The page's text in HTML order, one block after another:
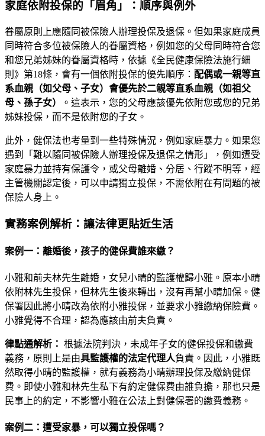
家庭依附投保的「眉角」：順序與例外
眷屬原則上應隨同被保險人辦理投保及退保。但如果家庭成員
同時符合多位被保險人的眷屬資格，例如您的父母同時符合您
和您兄弟姊妹的眷屬資格時，依據《全民健康保險法施行細
則》第18條，會有一個依附投保的優先順序： 配偶或一親等直
系血親（如父母、子女）會優先於二親等直系血親（如祖父
母、孫子女）
。這表示，您的父母應該優先依附您或您的兄弟
姊妹投保，而不是依附您的子女。
此外，健保法也考量到一些特殊情況，例如家庭暴力。如果您
遇到「難以隨同被保險人辦理投保及退保之情形」，例如遭受
家庭暴力並持有保護令，或父母離婚、分居、行蹤不明等，經
主管機關認定後，可以申請獨立投保，不需依附在有問題的被
保險人身上。
實務案例解析：讓法律更貼近生活
案例一：離婚後，孩子的健保費誰來繳？
小雅和前夫林先生離婚，女兒小晴的監護權歸小雅。原本小晴
依附林先生投保，但林先生後來轉出，沒有再幫小晴加保。健
保署因此將小晴改為依附小雅投保，並要求小雅繳納保險費。
小雅覺得不合理，認為應該由前夫負責。
律點通解析： 根據法院判決，未成年子女的健保投保和繳費
義務，原則上是由具監護權的法定代理人負責。因此，小雅既
然取得小晴的監護權，就有義務為小晴辦理投保及繳納健保
費。即使小雅和林先生私下有約定健保費由誰負擔，那也只是
民事上的約定，不影響小雅在公法上對健保署的繳費義務。
案例二：遭受家暴，可以獨立投保嗎？